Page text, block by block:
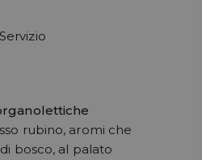
rubino, aromi che
bosco, al palato